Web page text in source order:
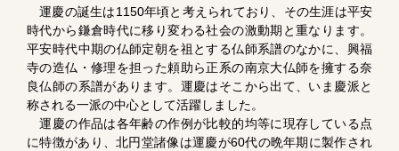
運慶の誕生は1150年頃と考えられており、その生涯は平安
時代から鎌倉時代に移り変わる社会の激動期と重なります。
平安時代中期の仏師定朝を祖とする仏師系譜のなかに、興福
寺の造仏・修理を担った頼助ら正系の南京大仏師を擁する奈
良仏師の系譜があります。運慶はそこから出て、いま慶派と
称される一派の中心として活躍しました。
運慶の作品は各年齢の作例が比較的均等に現存している点
に特徴があり、北円堂諸像は運慶が60代の晩年期に製作され